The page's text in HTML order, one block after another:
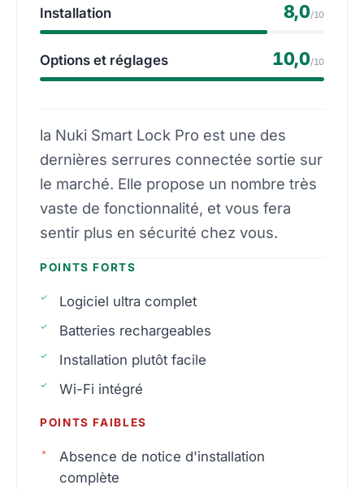
Installation 8,0/10
Options et réglages 10,0/10
POINTS FORTS
Logiciel ultra complet
Batteries rechargeables
Installation plutôt facile
Wi-Fi intégré
POINTS FAIBLES
Absence de notice d'installation
complète
la Nuki Smart Lock Pro est une des
dernières serrures connectée sortie sur
le marché. Elle propose un nombre très
vaste de fonctionnalité, et vous fera
sentir plus en sécurité chez vous.